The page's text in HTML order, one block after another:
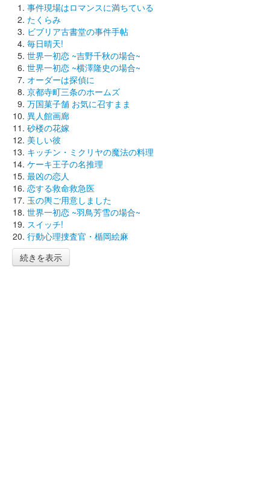
事件現場はロマンスに満ちている
たくらみ
ビブリア古書堂の事件手帖
毎日晴天!
世界一初恋 ~吉野千秋の場合~
世界一初恋 ~横澤隆史の場合~
オーダーは探偵に
京都寺町三条のホームズ
万国菓子舗 お気に召すまま
異人館画廊
砂楼の花嫁
美しい彼
キッチン・ミクリヤの魔法の料理
ケーキ王子の名推理
最凶の恋人
恋する救命救急医
玉の輿ご用意しました
世界一初恋 ~羽鳥芳雪の場合~
スイッチ!
行動心理捜査官・楯岡絵麻
続きを表示